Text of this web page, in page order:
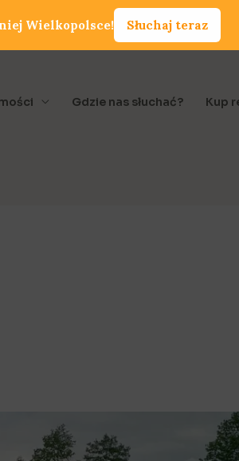
Gdzie nas słuchać? Kup
Wielkopolsce! Słuchaj teraz